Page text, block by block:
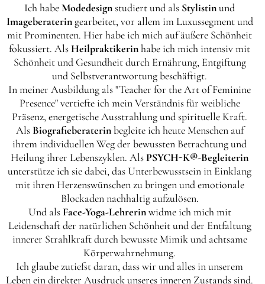
Ich habeModedesignstudiert und als Stylistinund
Imageberateringearbeitet, vor allem im Luxussegment und
mit Prominenten. Hier habe ich mich auf äußere Schönheit
fokussiert. AlsHeilpraktikerinhabe ich mich intensiv mit
Schönheit und Gesundheit durch Ernährung, Entgiftung
und Selbstverantwortung beschäftigt.
In meiner Ausbildung als "Teacher for the Art of Feminine
Presence" vertiefte ich mein Verständnis für weibliche
Präsenz, energetische Ausstrahlung und spirituelle Kraft.
Als Biografieberaterinbegleite ich heute Menschen auf
ihrem individuellen Weg der bewussten Betrachtung und
Heilung ihrer Lebenszyklen. Als PSYCH-K®-Begleiterin
unterstütze ich sie dabei, das Unterbewusstsein in Einklang
mit ihren Herzenswünschen zu bringen und emotionale
Blockaden nachhaltig aufzulösen.
Und als Face-Yoga-Lehrerinwidme ich mich mit
Leidenschaft der natürlichen Schönheit und der Entfaltung
innerer Strahlkraft durch bewusste Mimik und achtsame
Körperwahrnehmung.
Ich glaube zutiefst daran, dass wir und alles in unserem
Leben ein direkter Ausdruck unseres inneren Zustands sind.